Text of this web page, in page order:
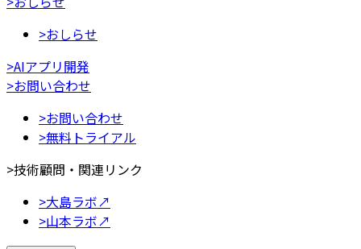
>おしらせ
>AIアプリ開発
>お問い合わせ
>お問い合わせ
>無料トライアル
>技術顧問・関連リンク
>大島ラボ↗
>山本ラボ↗